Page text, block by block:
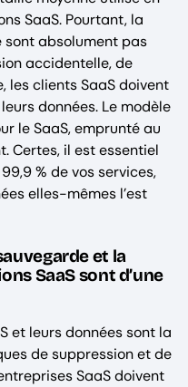
SaaS. Pourtant, la
absolument pas
accidentelle, de
clients SaaS doivent
données. Le modèle
le SaaS, emprunté au
Certes, il est essentiel
% de vos services,
elles-mêmes l’est
et la
SaaS sont d’une
et leurs données sont la
de suppression et de
SaaS doivent